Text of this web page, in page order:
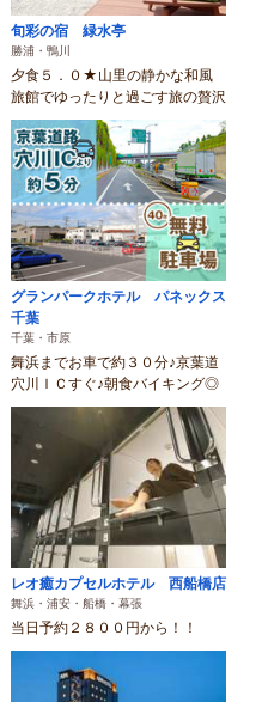
旬彩の宿 緑水亭
勝浦・鴨川
夕食５．０★山里の静かな和風
旅館でゆったりと過ごす旅の贅沢
グランパークホテル パネックス
千葉
千葉・市原
舞浜までお車で約３０分♪京葉道
穴川ＩＣすぐ♪朝食バイキング◎
レオ癒カプセルホテル 西船橋店
舞浜・浦安・船橋・幕張
当日予約２８００円から！！